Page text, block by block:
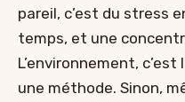
pareil, c’est du stress
temps, et une
L’environnement,
une méthode. Sinon,